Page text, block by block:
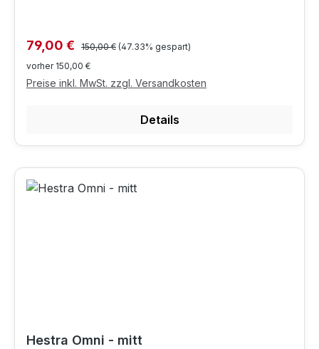
Verkaufspreis:
79,00 € Regulärer Preis:
150,00 € (47.33% gespart)
vorher 150,00 €
Preise inkl. MwSt. zzgl. Versandkosten
Details
Hestra Omni - mitt